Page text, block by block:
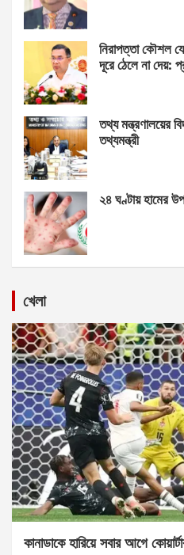
নিরাপত্তা কৌশল
দূরে ঠেলে না দেয়:
তথ্য মন্ত্রণালয়ের
তথ্যমন্ত্রী
২৪ ঘণ্টায় হামের
খেলা
কানাডাকে হারিয়ে সবার আগে